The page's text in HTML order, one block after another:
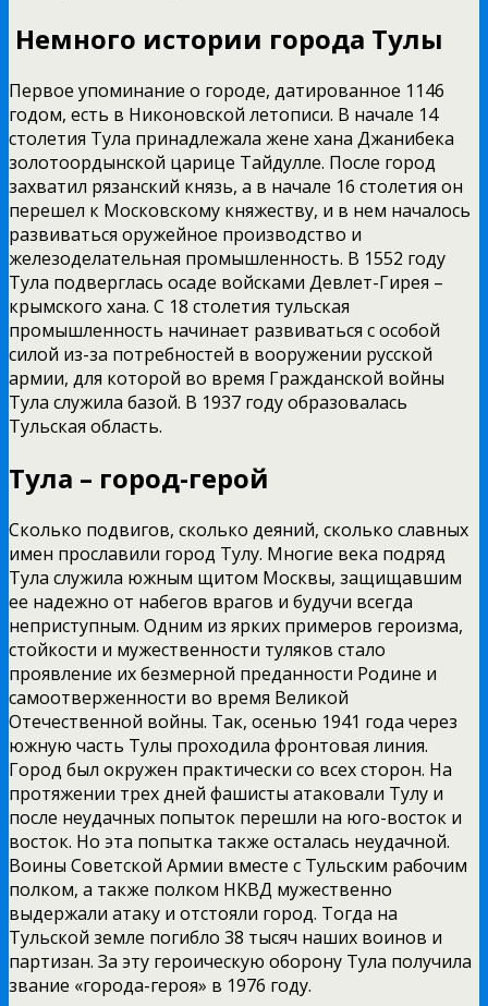
Немного истории города Тулы
Первое упоминание о городе, датированное 1146
годом, есть в Никоновской летописи. В начале 14
столетия Тула принадлежала жене хана Джанибека
золотоордынской царице Тайдулле. После город
захватил рязанский князь, а в начале 16 столетия он
перешел к Московскому княжеству, и в нем началось
развиваться оружейное производство и
железоделательная промышленность. В 1552 году
Тула подверглась осаде войсками Девлет-Гирея –
крымского хана. С 18 столетия тульская
промышленность начинает развиваться с особой
силой из-за потребностей в вооружении русской
армии, для которой во время Гражданской войны
Тула служила базой. В 1937 году образовалась
Тульская область.
Тула – город-герой
Сколько подвигов, сколько деяний, сколько славных
имен прославили город Тулу. Многие века подряд
Тула служила южным щитом Москвы, защищавшим
ее надежно от набегов врагов и будучи всегда
неприступным. Одним из ярких примеров героизма,
стойкости и мужественности туляков стало
проявление их безмерной преданности Родине и
самоотверженности во время Великой
Отечественной войны. Так, осенью 1941 года через
южную часть Тулы проходила фронтовая линия.
Город был окружен практически со всех сторон. На
протяжении трех дней фашисты атаковали Тулу и
после неудачных попыток перешли на юго-восток и
восток. Но эта попытка также осталась неудачной.
Воины Советской Армии вместе с Тульским рабочим
полком, а также полком НКВД мужественно
выдержали атаку и отстояли город. Тогда на
Тульской земле погибло 38 тысяч наших воинов и
партизан. За эту героическую оборону Тула получила
звание «города-героя» в 1976 году.